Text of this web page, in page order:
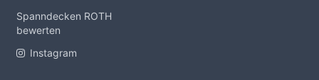
Spanndecken ROTH
bewerten
Instagram